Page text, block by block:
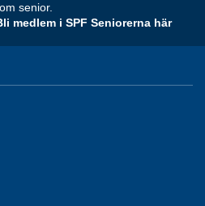
senior.
medlem i SPF Seniorerna här